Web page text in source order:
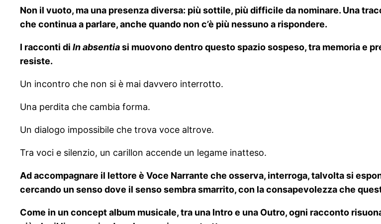
Non il vuoto, ma una presenza diversa: più sottile, più difficile da nominare. Una
che continua a parlare, anche quando non c’è più nessuno a rispondere.
I racconti di In absentiasi muovono dentro questo spazio sospeso, tra memoria e
resiste.
Un incontro che non si è mai davvero interrotto.
Una perdita che cambia forma.
Un dialogo impossibile che trova voce altrove.
Tra voci e silenzio, un carillon accende un legame inatteso.
Ad accompagnare il lettore è Voce Narrante che osserva, interroga, talvolta si
cercando un senso dove il senso sembra smarrito, con la consapevolezza che
Come in un concept album musicale, tra una Intro e una Outro, ogni racconto